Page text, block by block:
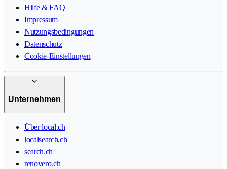
Hilfe & FAQ
Impressum
Nutzungsbedingungen
Datenschutz
Cookie-Einstellungen
Unternehmen
Über local.ch
localsearch.ch
search.ch
renovero.ch